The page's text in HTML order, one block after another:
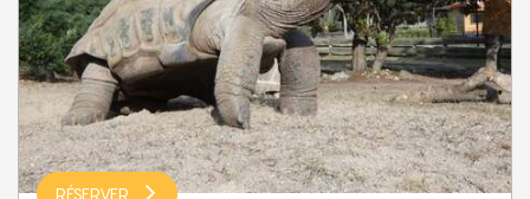
RÉSERVER